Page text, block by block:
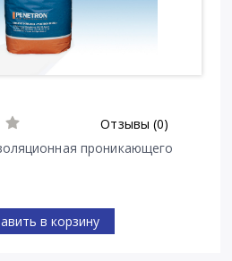
Отзывы (0)
проникающего
в корзину